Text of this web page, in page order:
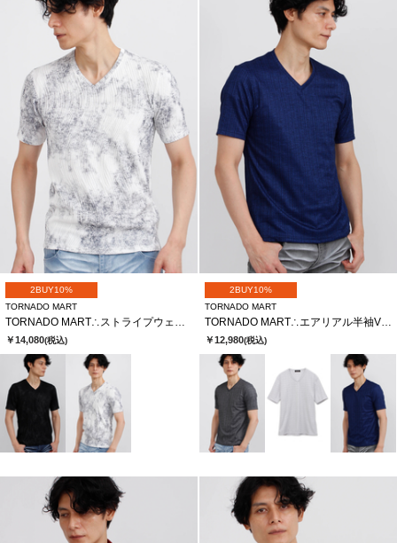
2BUY10%
TORNADO MART
TORNADO MART∴ストライプウェーブJQムラ半袖カットソー
￥14,080(税込)
2BUY10%
TORNADO MART
TORNADO MART∴エアリアル半袖Vネックカットソー
￥12,980(税込)